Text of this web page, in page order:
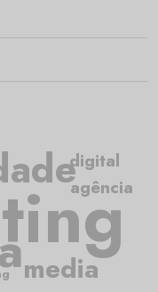
media
agência
digital